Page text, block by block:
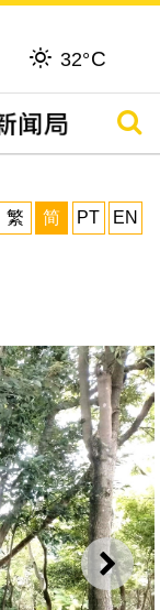
32°C
搜寻
繁
简 PT EN
下一